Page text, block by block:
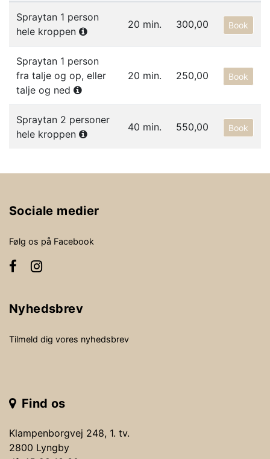
Spraytan 1 person
hele kroppen
20 min. 300,00 Book
Spraytan 1 person
fra talje og op, eller
talje og ned
20 min. 250,00 Book
Spraytan 2 personer
hele kroppen
40 min. 550,00 Book
Sociale medier
Følg os på Facebook
Nyhedsbrev
Tilmeld dig vores nyhedsbrev
Find os
Klampenborgvej 248, 1. tv.
2800 Lyngby